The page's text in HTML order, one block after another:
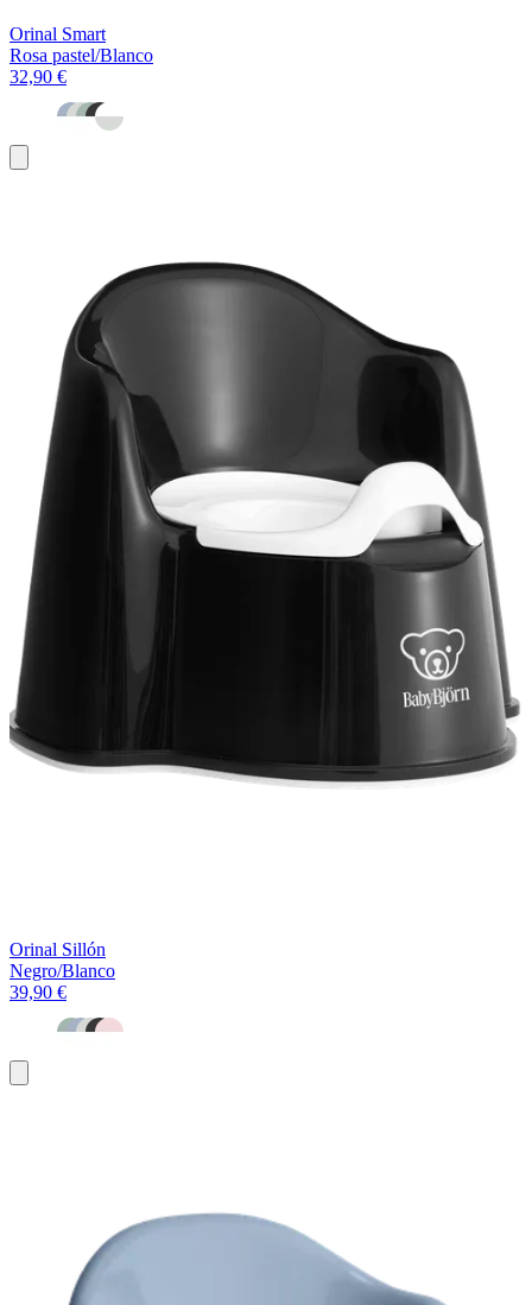
Orinal Smart
Rosa pastel/Blanco
32,90 €
al
Orinal Sillón
Negro/Blanco
39,90 €
al